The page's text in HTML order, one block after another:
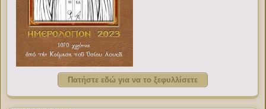
Πατήστε εδώ για να το ξεφυλλίσετε